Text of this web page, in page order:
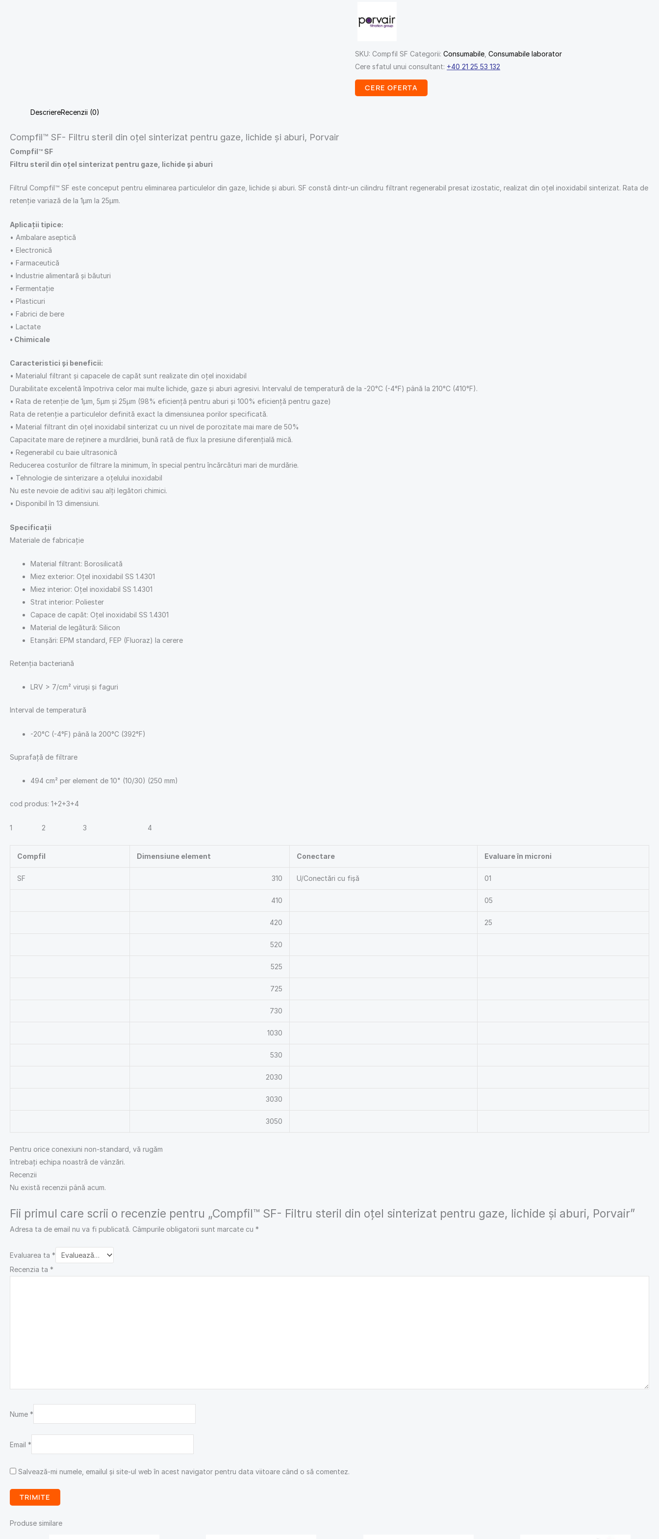
SKU:Compfil SF Categorii:Consumabile ,Consumabile laborator
Cere sfatul unui consultant: +40 21 25 53 132
CERE OFERTA
DescriereRecenzii (0)
Compfil™ SF- Filtru steril din oțel sinterizat pentru gaze, lichide și aburi, Porvair
Compfil™ SF
Filtru steril din oțel sinterizat pentru gaze, lichide și aburi
Filtrul Compfil™ SF este conceput pentru eliminarea particulelor din gaze, lichide și aburi. SF constă dintr-un cilindru filtrant regenerabil presat izostatic, realizat din oțel inoxidabil sinterizat. Rata de
retenție variază de la 1μm la 25μm.
Aplicații tipice:
• Ambalare aseptică
• Electronică
• Farmaceutică
• Industrie alimentară și băuturi
• Fermentație
• Plasticuri
• Fabrici de bere
• Lactate
• Chimicale
Caracteristici și beneficii:
• Materialul filtrant și capacele de capăt sunt realizate din oțel inoxidabil
Durabilitate excelentă împotriva celor mai multe lichide, gaze și aburi agresivi. Intervalul de temperatură de la -20°C (-4°F) până la 210°C (410°F).
• Rata de retenție de 1μm, 5μm și 25μm (98% eficiență pentru aburi și 100% eficiență pentru gaze)
Rata de retenție a particulelor definită exact la dimensiunea porilor specificată.
• Material filtrant din oțel inoxidabil sinterizat cu un nivel de porozitate mai mare de 50%
Capacitate mare de reținere a murdăriei, bună rată de flux la presiune diferențială mică.
• Regenerabil cu baie ultrasonică
Reducerea costurilor de filtrare la minimum, în special pentru încărcături mari de murdărie.
• Tehnologie de sinterizare a oțelului inoxidabil
Nu este nevoie de aditivi sau alți legători chimici.
• Disponibil în 13 dimensiuni.
Specificații
Materiale de fabricație
Material filtrant: Borosilicată
Miez exterior: Oțel inoxidabil SS 1.4301
Miez interior: Oțel inoxidabil SS 1.4301
Strat interior: Poliester
Capace de capăt: Oțel inoxidabil SS 1.4301
Material de legătură: Silicon
Etanșări: EPM standard, FEP (Fluoraz) la cerere
Retenția bacteriană
LRV > 7/cm² viruși și faguri
Interval de temperatură
-20°C (-4°F) până la 200°C (392°F)
Suprafață de filtrare
494 cm² per element de 10" (10/30) (250 mm)
cod produs: 1+2+3+4
1 2 3 4
Compfil Dimensiune element Conectare Evaluare în microni
SF 310 U/Conectări cu fișă 01
410 05
420 25
520
525
725
730
1030
530
2030
3030
3050
Pentru orice conexiuni non-standard, vă rugăm
întrebați echipa noastră de vânzări.
Recenzii
Nu există recenzii până acum.
Fii primul care scrii o recenzie pentru „Compfil™ SF- Filtru steril din oțel sinterizat pentru gaze, lichide și aburi, Porvair”
Adresa ta de email nu va fi publicată. Câmpurile obligatorii sunt marcate cu *
Evaluarea ta *
Recenzia ta *
Nume *
Email *
Salvează-mi numele, emailul și site-ul web în acest navigator pentru data viitoare când o să comentez.
Produse similare